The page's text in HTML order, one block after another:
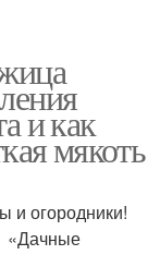
и как
мякоть
и огородники!
«Дачные